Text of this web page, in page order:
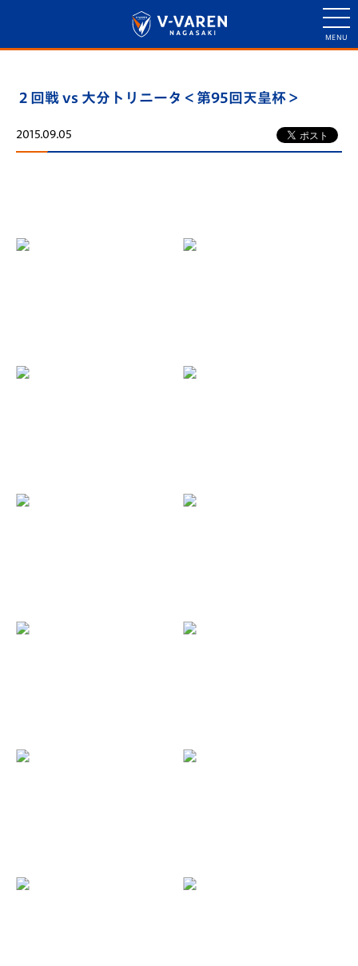
２回戦 vs 大分トリニータ＜第95回天皇杯＞
2015.09.05